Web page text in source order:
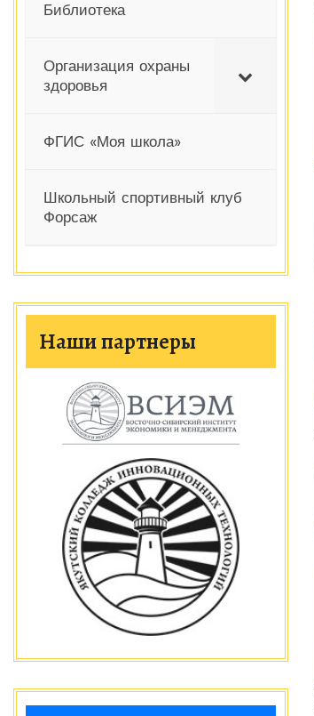
Библиотека
Организация охраны
здоровья
ФГИС «Моя школа»
Школьный спортивный клуб
Форсаж
Наши партнеры